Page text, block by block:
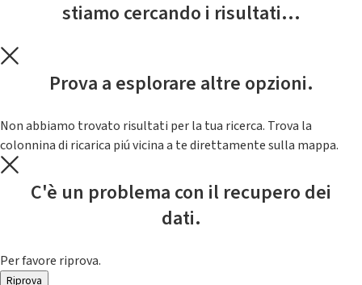
stiamo cercando i risultati...
Prova a esplorare altre opzioni.
Non abbiamo trovato risultati per la tua ricerca. Trova la
colonnina di ricarica piú vicina a te direttamente sulla mappa.
C'è un problema con il recupero dei
dati.
Per favore riprova.
Riprova